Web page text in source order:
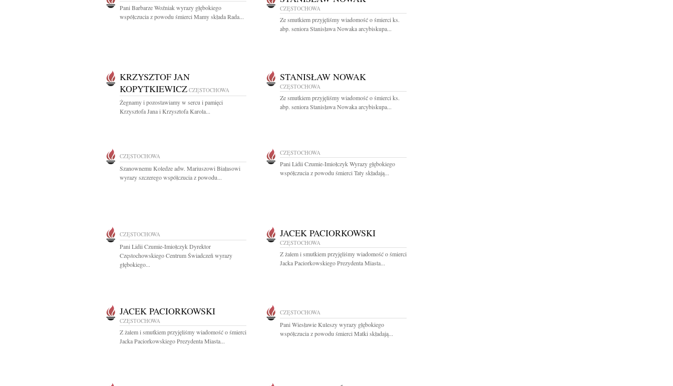
Pani Barbarze Woźniak wyrazy głębokiego
współczucia z powodu śmierci Mamy składa Rada...
CZĘSTOCHOWA
Ze smutkiem przyjęliśmy wiadomość o śmierci ks.
abp. seniora Stanisława Nowaka arcybiskupa...
KRZYSZTOF JAN
KOPYTKIEWICZ CZĘSTOCHOWA
Żegnamy i pozostawiamy w sercu i pamięci
Krzysztofa Jana i Krzysztofa Karola...
STANISŁAW NOWAK
CZĘSTOCHOWA
Ze smutkiem przyjęliśmy wiadomość o śmierci ks.
abp. seniora Stanisława Nowaka arcybiskupa...
CZĘSTOCHOWA
Szanownemu Koledze adw. Mariuszowi Białasowi
wyrazy szczerego współczucia z powodu...
CZĘSTOCHOWA
Pani Lidii Czumie-Imiołczyk Wyrazy głębokiego
współczucia z powodu śmierci Taty składają...
CZĘSTOCHOWA
Pani Lidii Czumie-Imiołczyk Dyrektor
Częstochowskiego Centrum Świadczeñ wyrazy
głębokiego...
JACEK PACIORKOWSKI
CZĘSTOCHOWA
Z żalem i smutkiem przyjęliśmy wiadomość o śmierci
Jacka Paciorkowskiego Prezydenta Miasta...
JACEK PACIORKOWSKI
CZĘSTOCHOWA
Z żalem i smutkiem przyjęliśmy wiadomość o śmierci
Jacka Paciorkowskiego Prezydenta Miasta...
CZĘSTOCHOWA
Pani Wiesławie Kuleszy wyrazy głębokiego
współczucia z powodu śmierci Matki składają...